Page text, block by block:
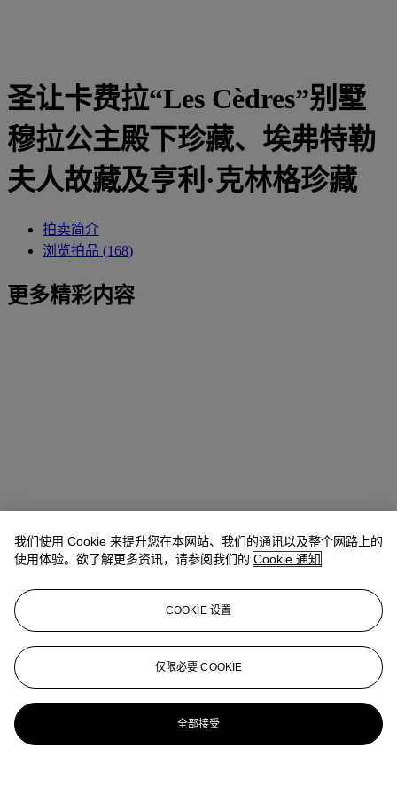
圣让卡费拉“Les Cèdres”别墅
穆拉公主殿下珍藏、埃弗特勒
夫人故藏及亨利·克林格珍藏
拍卖简介
浏览拍品 (168)
更多精彩内容
我们使用 Cookie 来提升您在本网站、我们的通讯以及整个网路上的
使用体验。欲了解更多资讯，请参阅我们的 Cookie 通知
COOKIE 设置
仅限必要 COOKIE
全部接受